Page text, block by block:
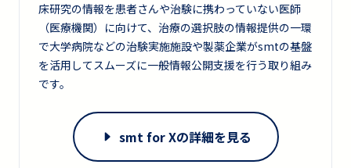
床研究の情報を患者さんや治験に携わっていない医師
（医療機関）に向けて、治療の選択肢の情報提供の一環
で大学病院などの治験実施施設や製薬企業がsmtの基盤
を活用してスムーズに一般情報公開支援を行う取り組み
です。
smt for Xの詳細を見る